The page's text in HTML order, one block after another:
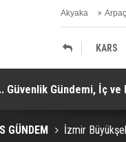
Akyaka
Kars Gündem
KARS
SELİM
Güvenlik Gündemi, İç
GÜNDEM İzmir